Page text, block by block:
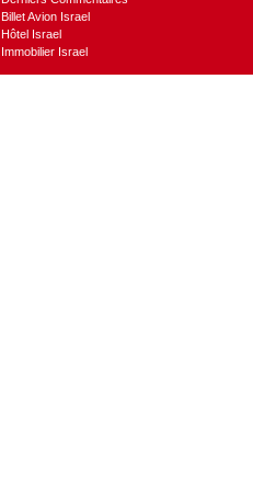
Billet Avion Israel
Hôtel Israel
Immobilier Israel